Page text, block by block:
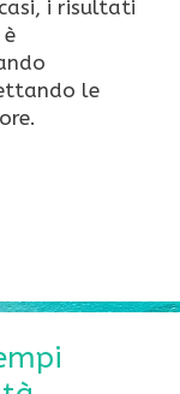
i risultati
le